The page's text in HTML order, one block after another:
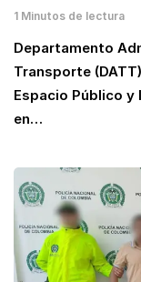
1 Minutos de lectura
Departamento
Transporte
Espacio Público
en…